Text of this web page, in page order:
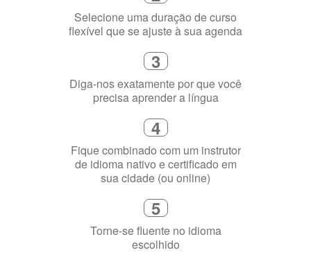
2
Selecione uma duração de curso
flexível que se ajuste à sua agenda
3
Diga-nos exatamente por que você
precisa aprender a língua
4
Fique combinado com um instrutor
de idioma nativo e certificado em
sua cidade (ou online)
5